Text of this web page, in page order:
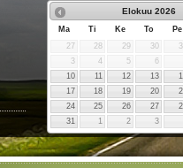
Elokuu 2026
Ma Ti Ke To
Pe
27
28 29 30
3
4 5
6
10
11 12 13
17
18 19 20
24
25 26 27
31
1 2 3